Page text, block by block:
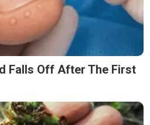
Falls Off After The First